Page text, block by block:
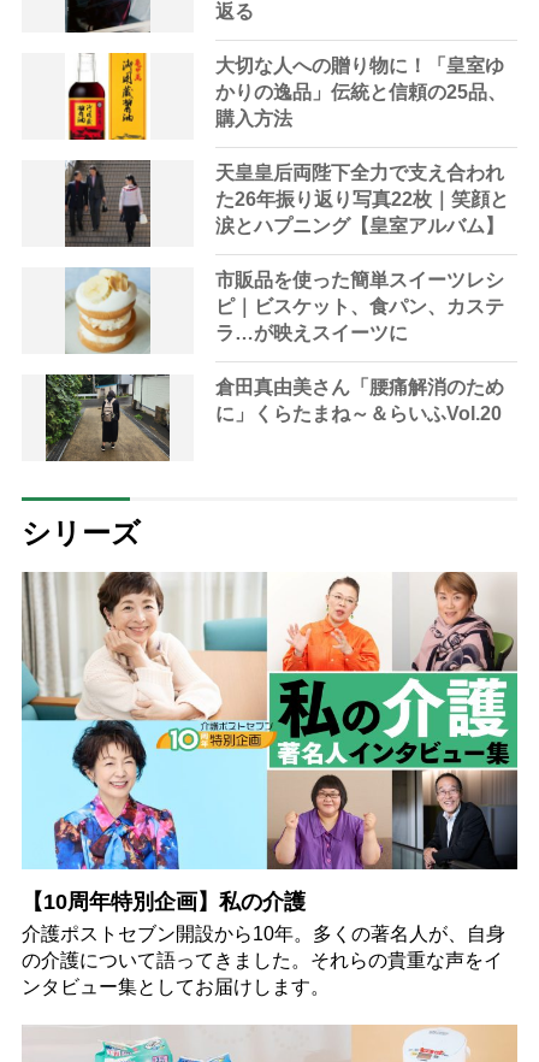
返る
大切な人への贈り物に！「皇室ゆ
かりの逸品」伝統と信頼の25品、
購入方法
天皇皇后両陛下全力で支え合われ
た26年振り返り写真22枚｜笑顔と
涙とハプニング【皇室アルバム】
市販品を使った簡単スイーツレシ
ピ｜ビスケット、食パン、カステ
ラ…が映えスイーツに
倉田真由美さん「腰痛解消のため
に」くらたまね～＆らいふVol.20
シリーズ
【10周年特別企画】私の介護
介護ポストセブン開設から10年。多くの著名人が、自身
の介護について語ってきました。それらの貴重な声をイ
ンタビュー集としてお届けします。